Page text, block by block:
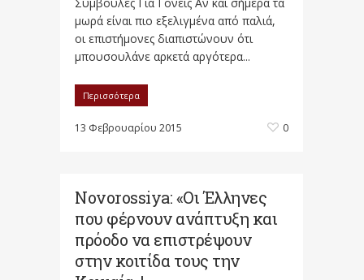
μωρά είναι πιο εξελιγμένα από παλιά,
οι επιστήμονες διαπιστώνουν ότι
μπουσουλάνε αρκετά αργότερα...
Περισσότερα
13 Φεβρουαρίου 2015 0
Novorossiya: «Οι Έλληνες
που φέρνουν ανάπτυξη και
πρόοδο να επιστρέψουν
στην κοιτίδα τους την